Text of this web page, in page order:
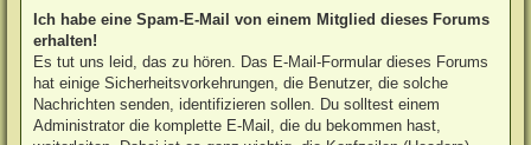
Ich habe eine Spam-E-Mail von einem Mitglied dieses Forums
erhalten!
Es tut uns leid, das zu hören. Das E-Mail-Formular dieses Forums
hat einige Sicherheitsvorkehrungen, die Benutzer, die solche
Nachrichten senden, identifizieren sollen. Du solltest einem
Administrator die komplette E-Mail, die du bekommen hast,